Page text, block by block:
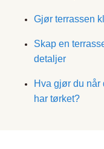
Gjør terrassen
Skap en
detaljer
Hva gjør du når
har tørket?